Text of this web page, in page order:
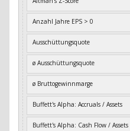
Anzahl Jahre EPS > 0
Ausschüttungsquote
ø Ausschüttungsquote
ø Bruttogewinnmarge
Buffett's Alpha: Accruals / Assets
Buffett's Alpha: Cash Flow / Assets